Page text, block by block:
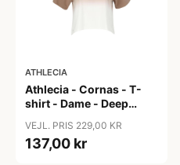
ATHLECIA
Athlecia - Cornas - T-
shirt - Dame - Deep
VEJL. PRIS 229,00 KR
137,00 kr